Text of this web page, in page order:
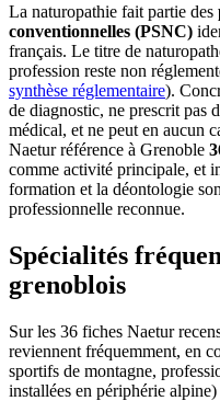
La naturopathie fait partie des
conventionnelles (PSNC)
français. Le titre de
profession reste non
synthèse réglementaire).
de diagnostic, ne prescrit pas
médical, et ne peut en aucun
Naetur référence à Grenoble
comme activité principale, et
formation et la déontologie
professionnelle reconnue.
Spécialités
grenoblois
Sur les 36 fiches Naetur
reviennent fréquemment, en
sportifs de montagne,
installées en périphérie alpine)